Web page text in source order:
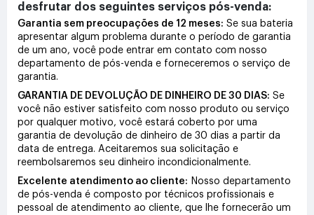
desfrutar dos seguintes serviços pós-venda:
Garantia sem preocupações de 12 meses: Se sua bateria
apresentar algum problema durante o período de garantia
de um ano, você pode entrar em contato com nosso
departamento de pós-venda e forneceremos o serviço de
garantia.
GARANTIA DE DEVOLUÇÃO DE DINHEIRO DE 30 DIAS: Se
você não estiver satisfeito com nosso produto ou serviço
por qualquer motivo, você estará coberto por uma
garantia de devolução de dinheiro de 30 dias a partir da
data de entrega. Aceitaremos sua solicitação e
reembolsaremos seu dinheiro incondicionalmente.
Excelente atendimento ao cliente: Nosso departamento
de pós-venda é composto por técnicos profissionais e
pessoal de atendimento ao cliente, que lhe fornecerão um